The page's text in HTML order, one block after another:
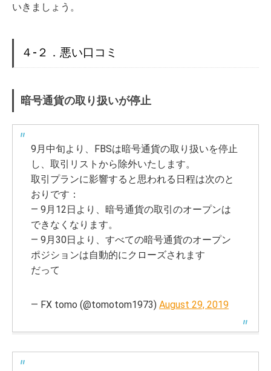
いきましょう。
４-２．悪い口コミ
暗号通貨の取り扱いが停止
9月中旬より、FBSは暗号通貨の取り扱いを停止
し、取引リストから除外いたします。
取引プランに影響すると思われる日程は次のと
おりです：
— 9月12日より、暗号通貨の取引のオープンは
できなくなります。
— 9月30日より、すべての暗号通貨のオープン
ポジションは自動的にクローズされます
だって
— FX tomo (@tomotom1973) August 29, 2019